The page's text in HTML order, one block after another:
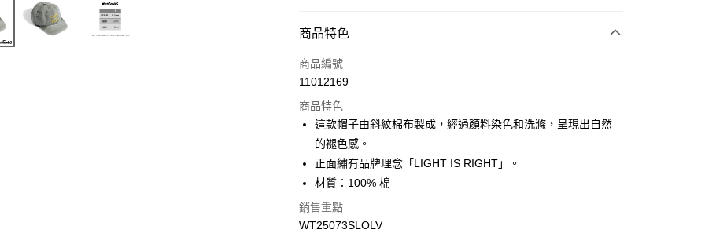
悠遊付
運送方式
7-11取貨(快速到店)
每筆NT$100，滿NT$1,500(含以上)免運費
宅配-本島
每筆NT$100，滿NT$1,500(含以上)免運費
商品特色
商品編號
11012169
商品特色
這款帽子由斜紋棉布製成，經過顏料染色和洗滌，呈現出自然
的褪色感。
正面繡有品牌理念「LIGHT IS RIGHT」。
材質：100% 棉
銷售重點
WT25073SLOLV